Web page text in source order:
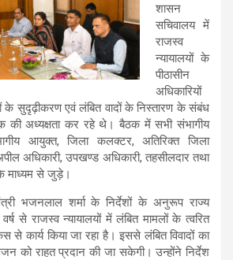
शासन
सचिवालय में
राजस्व
न्यायालयों के
पीठासीन
अधिकारियों
के सुदृढ़ीकरण एवं लंबित वादों के निस्तारण के संबंध
की अध्यक्षता कर रहे थे। बैठक में सभी संभागीय
आयुक्त, जिला कलक्टर, अतिरिक्त जिला
अधिकारी, उपखण्ड अधिकारी, तहसीलदार तथा
माध्यम से जुड़े।
भजनलाल शर्मा के निर्देशों के अनुरूप राज्य
वर्ष से राजस्व न्यायालयों में लंबित मामलों के त्वरित
से कार्य किया जा रहा है। इससे लंबित विवादों का
को राहत प्रदान की जा सकेगी। उन्होंने निर्देश